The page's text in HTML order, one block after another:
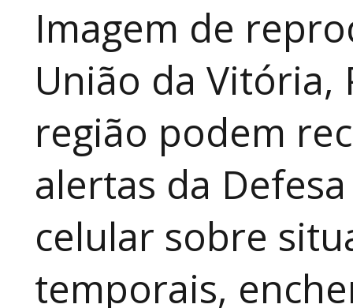
Imagem de
União da Vitória,
região podem
alertas da
celular sobre
temporais,